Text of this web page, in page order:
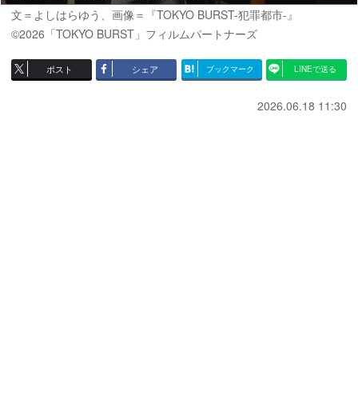
文＝よしはらゆう 、画像＝『TOKYO BURST-犯罪都市-』
©2026「TOKYO BURST」フィルムパートナーズ
ポスト シェア ブックマーク LINEで送る
2026.06.18 11:30